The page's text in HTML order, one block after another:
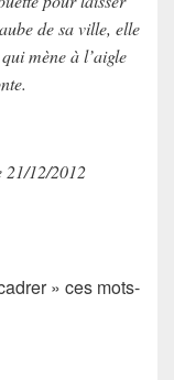
de sa ville, elle
mène à l’aigle
21/12/2012
» ces mots-